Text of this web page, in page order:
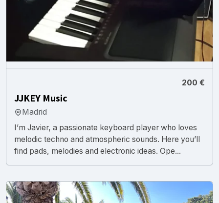
200 €
JJKEY Music
Madrid
I’m Javier, a passionate keyboard player who loves
melodic techno and atmospheric sounds. Here you’ll
find pads, melodies and electronic ideas. Ope...